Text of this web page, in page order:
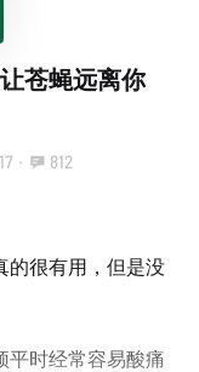
苍蝇远离你
· 812
的很有用，但是没
平时经常容易酸痛